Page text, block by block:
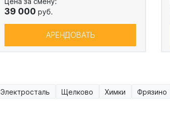
39 000 руб.
АРЕНДОВАТЬ
Электросталь Щелково Химки Фрязино